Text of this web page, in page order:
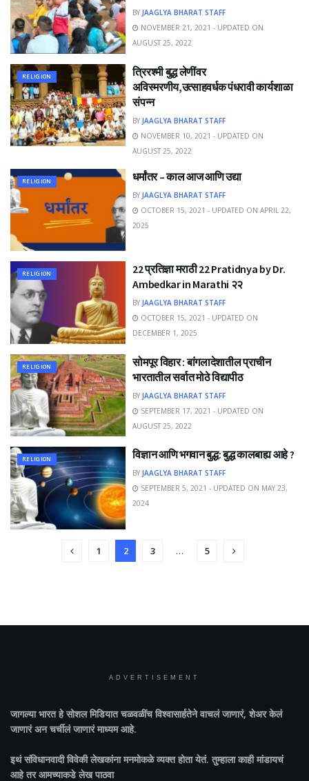
BY JAAGLYA BHARAT STAFF
NOVEMBER 21, 2021 - UPDATED ON
AUGUST 25, 2022
RELIGION
त्रिरश्मी बुद्ध लेणींवर
अविस्मरणीय,उत्साहवर्धक पंधरावी कार्यशाळा
संपन्न
BY JAAGLYA BHARAT STAFF
NOVEMBER 10, 2021 - UPDATED ON
AUGUST 25, 2022
RELIGION धर्मांतर – काल आज आणि उद्या
BY JAAGLYA BHARAT STAFF
OCTOBER 15, 2021 - UPDATED ON APRIL 22,
2025
RELIGION
22 प्रतिज्ञा मराठी 22 Pratidnya by Dr.
Ambedkar in Marathi २२
BY JAAGLYA BHARAT STAFF
OCTOBER 15, 2021 - UPDATED ON
DECEMBER 1, 2025
RELIGION
सोमपूर विहार : बांगलादेशातील प्राचीन
भारतातील सर्वात मोठे विद्यापीठ
BY JAAGLYA BHARAT STAFF
SEPTEMBER 17, 2021 - UPDATED ON
AUGUST 25, 2022
RELIGION विज्ञान आणि भगवान बुद्ध: बुद्ध कालबाह्य आहे ?
BY JAAGLYA BHARAT STAFF
SEPTEMBER 5, 2021 - UPDATED ON MAY 23,
2024
1 2 3 … 5
ADVERTISEMENT
जागल्या भारतहे सोशल मिडियात चळवळींच विश्वासार्हतेने वाचलं जाणारं, शेअर केलं
जाणारं अन चर्चीलं जाणारं माध्यम आहे.
इथं संविधानवादी विवेकी लेखकांना मनमोकळे व्यक्त होता येतं. तुम्हाला काही मांडायचं
आहे तर आमच्याकडे लेख पाठवा